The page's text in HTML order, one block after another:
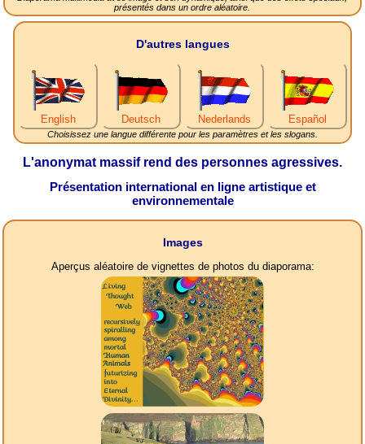
présentés dans un ordre aléatoire.
D'autres langues
English Deutsch Nederlands Español
Choisissez une langue différente pour les paramètres et les slogans.
L'anonymat massif rend des personnes agressives.
Présentation international en ligne artistique et
environnementale
Images
Aperçus aléatoire de vignettes de photos du diaporama: